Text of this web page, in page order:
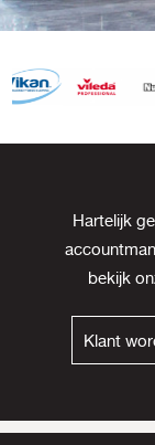
Hartelijk
bekijk
Klant